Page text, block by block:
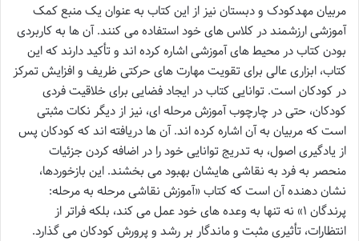
مربیان مهدکودک و دبستان نیز از این کتاب به عنوان یک منبع کمک
آموزشی ارزشمند در کلاس های خود استفاده می کنند. آن ها به کاربردی
بودن کتاب در محیط های آموزشی اشاره کرده اند و تأکید دارند که این
کتاب، ابزاری عالی برای تقویت مهارت های حرکتی ظریف و افزایش تمرکز
در کودکان است. توانایی کتاب در ایجاد فضایی برای خلاقیت فردی
کودکان، حتی در چارچوب آموزش مرحله ای، نیز از دیگر نکات مثبتی
است که مربیان به آن اشاره کرده اند. آن ها دریافته اند که کودکان پس
از یادگیری اصول، به تدریج توانایی خود را در اضافه کردن جزئیات
منحصر به فرد به نقاشی هایشان بهبود می بخشند. این بازخوردها،
نشان دهنده آن است که کتاب «آموزش نقاشی مرحله به مرحله:
پرندگان ۱» نه تنها به وعده های خود عمل می کند، بلکه فراتر از
انتظارات، تأثیری مثبت و ماندگار بر رشد و پرورش کودکان می گذارد.